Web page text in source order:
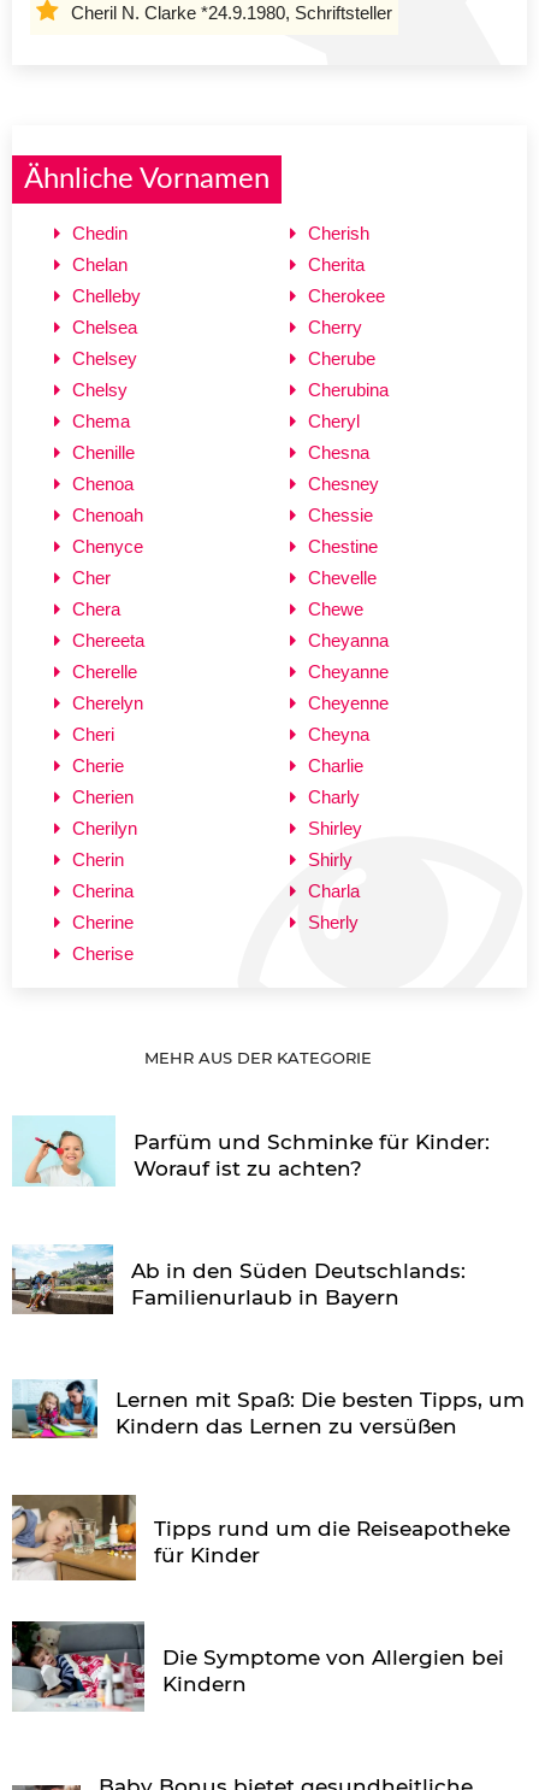
Cheril N. Clarke *24.9.1980, Schriftsteller
Ähnliche Vornamen
Chedin
Chelan
Chelleby
Chelsea
Chelsey
Chelsy
Chema
Chenille
Chenoa
Chenoah
Chenyce
Cher
Chera
Chereeta
Cherelle
Cherelyn
Cheri
Cherie
Cherien
Cherilyn
Cherin
Cherina
Cherine
Cherise
Cherish
Cherita
Cherokee
Cherry
Cherube
Cherubina
Cheryl
Chesna
Chesney
Chessie
Chestine
Chevelle
Chewe
Cheyanna
Cheyanne
Cheyenne
Cheyna
Charlie
Charly
Shirley
Shirly
Charla
Sherly
MEHR AUS DER KATEGORIE
Parfüm und Schminke für Kinder:
Worauf ist zu achten?
Ab in den Süden Deutschlands:
Familienurlaub in Bayern
Lernen mit Spaß: Die besten Tipps, um
Kindern das Lernen zu versüßen
Tipps rund um die Reiseapotheke
für Kinder
Die Symptome von Allergien bei
Kindern